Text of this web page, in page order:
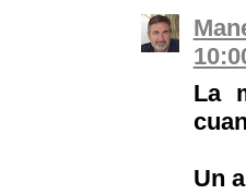
La
Un